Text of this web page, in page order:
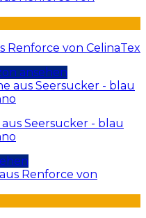
Renforce von CelinaTex
ansehen
Seersucker - blau